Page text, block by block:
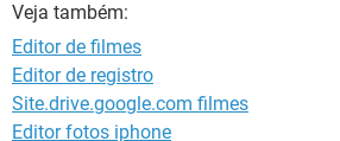
Veja também:
Editor de filmes
Editor de registro
Site.drive.google.com filmes
Editor fotos iphone